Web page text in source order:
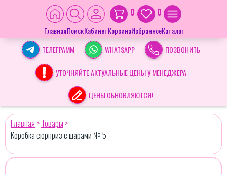
ГлавнаяПоискКабинет
0
Корзина
0
ИзбранноеКаталог
ТЕЛЕГРАММ
WHATSAPP ПОЗВОНИТЬ
УТОЧНЯЙТЕ АКТУАЛЬНЫЕ ЦЕНЫ У МЕНЕДЖЕРА
ЦЕНЫ ОБНОВЛЯЮТСЯ!
Главная >Товары >
Коробка сюрприз с шарами № 5